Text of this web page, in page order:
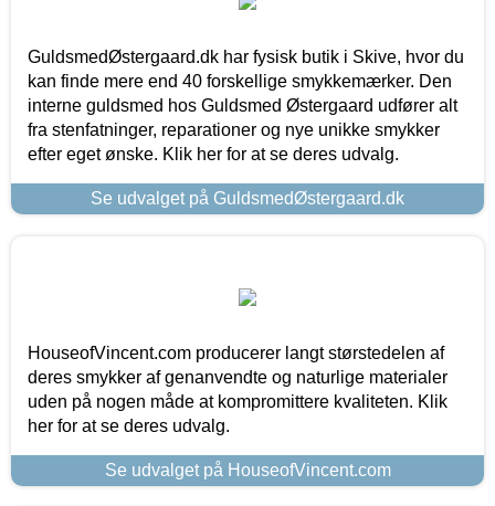
GuldsmedØstergaard.dk har fysisk butik i Skive, hvor du
kan finde mere end 40 forskellige smykkemærker. Den
interne guldsmed hos Guldsmed Østergaard udfører alt
fra stenfatninger, reparationer og nye unikke smykker
efter eget ønske. Klik her for at se deres udvalg.
Se udvalget på GuldsmedØstergaard.dk
HouseofVincent.com producerer langt størstedelen af
deres smykker af genanvendte og naturlige materialer
uden på nogen måde at kompromittere kvaliteten. Klik
her for at se deres udvalg.
Se udvalget på HouseofVincent.com